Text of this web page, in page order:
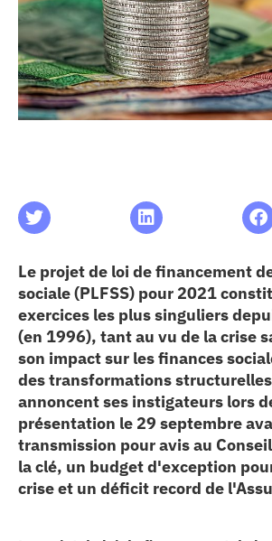
santé
& patrimoine
écologique
CONNECTÉ
Le projet de loi de financement
sociale (PLFSS) pour 2021
exercices les plus singuliers
(en 1996), tant au vu de la crise
son impact sur les finances
des transformations
annoncent ses instigateurs lors
présentation le 29 septembre
transmission pour avis au
la clé, un budget d'exception
crise et un déficit record de